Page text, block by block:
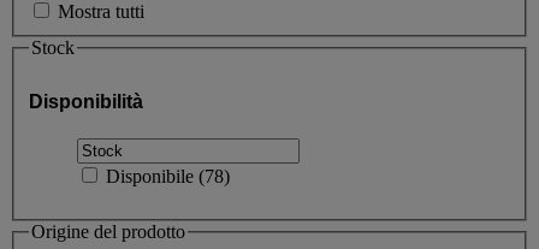
Mostra tutti
Stock
Disponibilità
Disponibile (78)
Origine del prodotto